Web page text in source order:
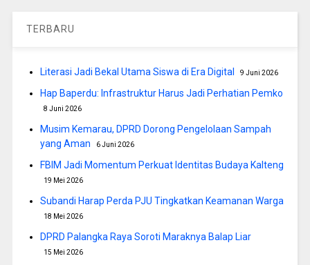
TERBARU
Literasi Jadi Bekal Utama Siswa di Era Digital 9 Juni 2026
Hap Baperdu: Infrastruktur Harus Jadi Perhatian Pemko
8 Juni 2026
Musim Kemarau, DPRD Dorong Pengelolaan Sampah
yang Aman
6 Juni 2026
FBIM Jadi Momentum Perkuat Identitas Budaya Kalteng
19 Mei 2026
Subandi Harap Perda PJU Tingkatkan Keamanan Warga
18 Mei 2026
DPRD Palangka Raya Soroti Maraknya Balap Liar
15 Mei 2026